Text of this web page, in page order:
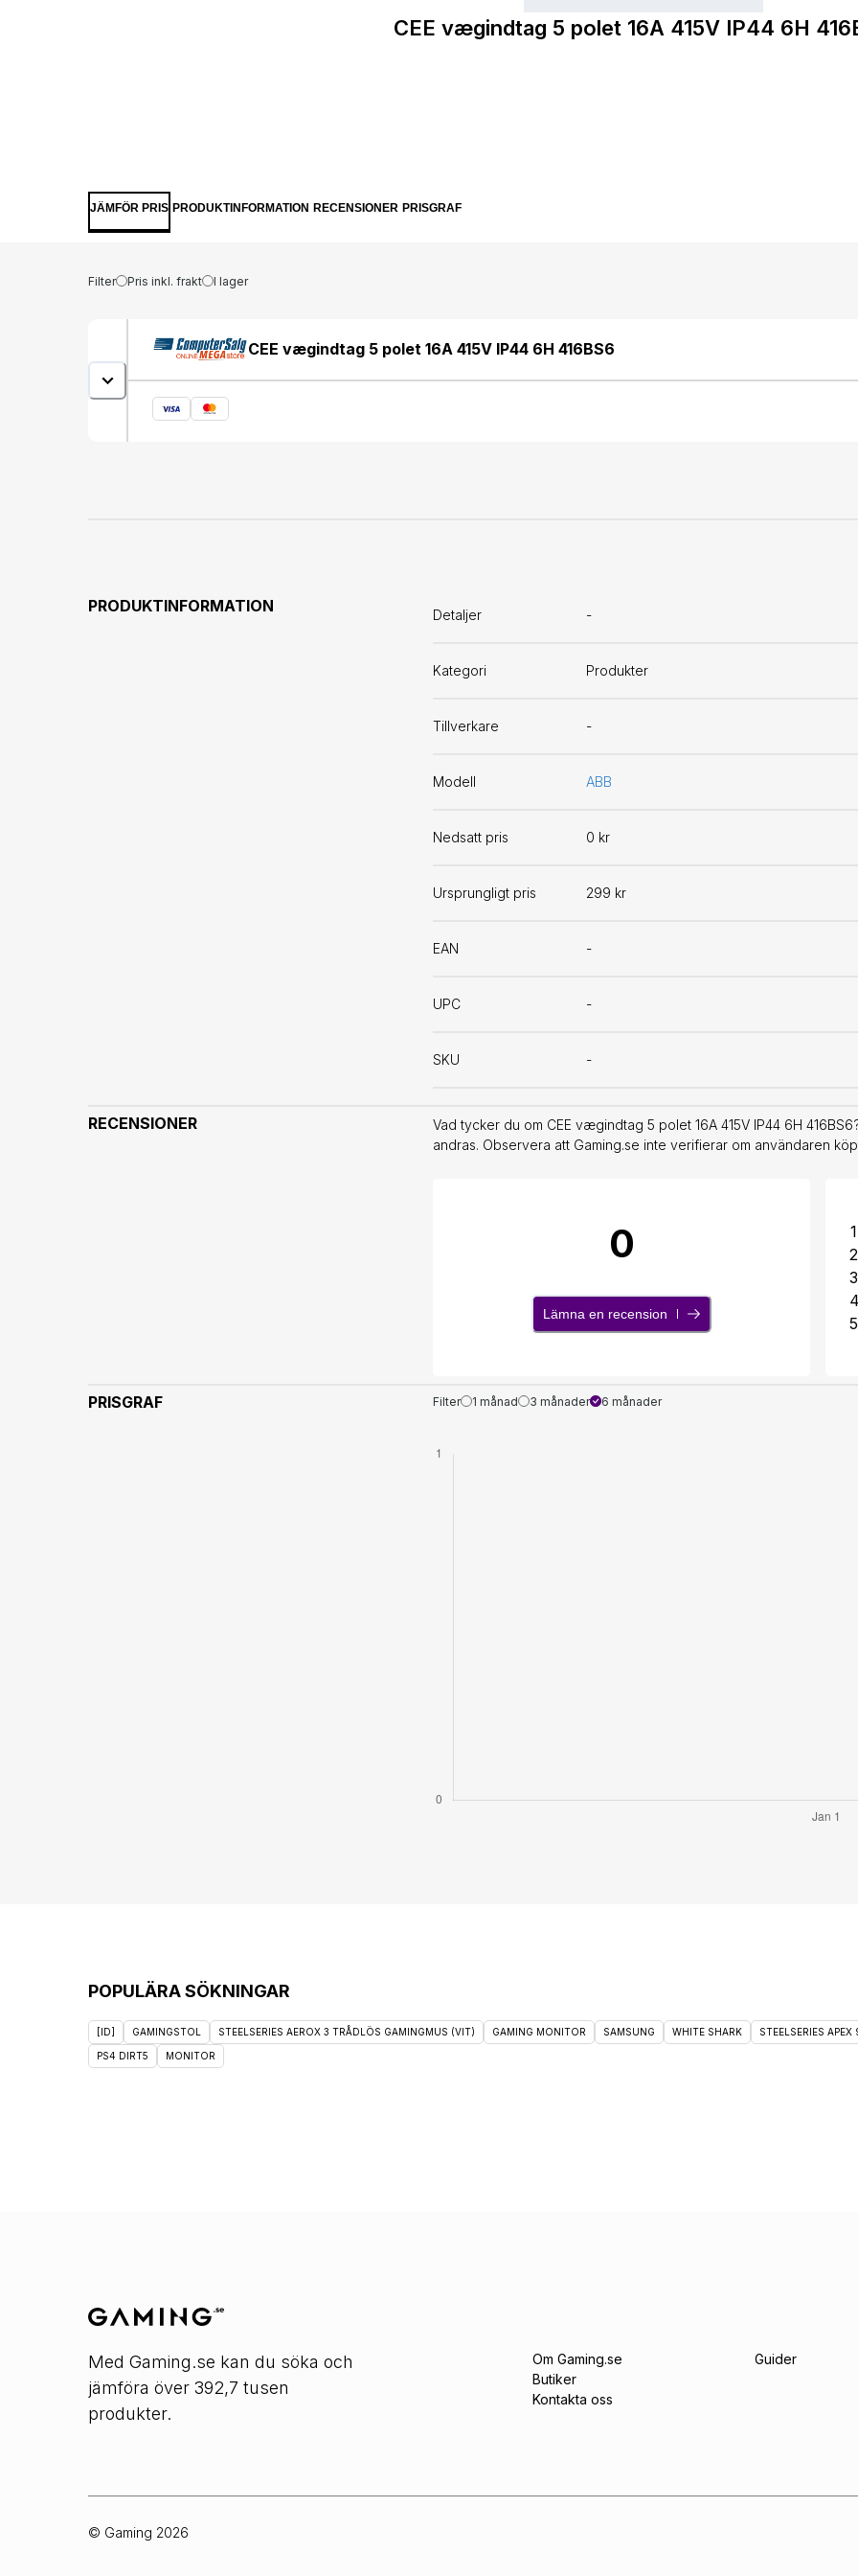
CEE vægindtag 5 polet 16A 415V IP44 6H
JÄMFÖR PRIS PRODUKTINFORMATION RECENSIONER PRISGRAF
Filter Pris inkl. frakt I lager
CEE vægindtag 5 polet 16A 415V IP44 6H 416BS6
PRODUKTINFORMATION
Detaljer -
Kategori Produkter
Tillverkare -
Modell ABB
Nedsatt pris 0 kr
Ursprungligt pris 299 kr
EAN -
UPC -
SKU -
RECENSIONER
Vad tycker du om CEE vægindtag 5 polet 16A 415V IP44 6H
andras. Observera att Gaming.se inte verifierar om användaren
0
Lämna en recension
1
2
3
4
5
PRISGRAF Filter 1 månad 3 månader 6 månader
POPULÄRA SÖKNINGAR
[ID] GAMINGSTOL STEELSERIES AEROX 3 TRÅDLÖS GAMINGMUS (VIT) GAMING MONITOR SAMSUNG WHITE SHARK STEELSERIES
PS4 DIRT5 MONITOR
Med Gaming.se kan du söka och
jämföra över 392,7 tusen
produkter.
Om Gaming.se
Butiker
Kontakta oss
Guider
© Gaming 2026